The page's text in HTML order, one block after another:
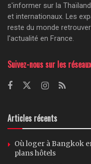
s'informer sur la
et internationaux. Les
reste du monde
l'actualité en France.
Suivez-nous sur les
Articles récents
Où loger à Bangkok
plans hôtels